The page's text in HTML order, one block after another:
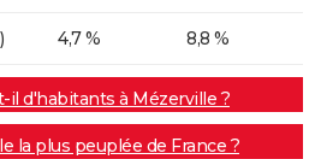
4,7 % 8,8 %
il d'habitants à Mézerville ?
la plus peuplée de France ?